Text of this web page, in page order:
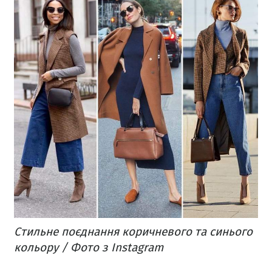
Стильне поєднання коричневого та синього
кольору / Фото з Instagram